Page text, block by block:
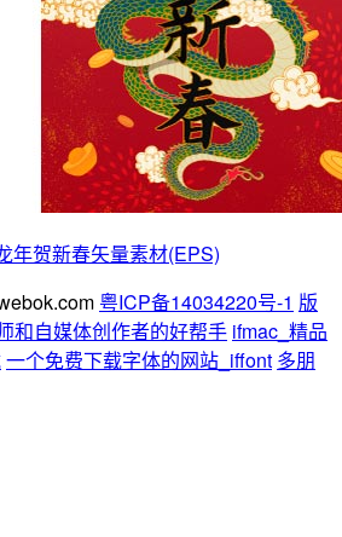
年贺新春矢量素材(EPS)
粤ICP备14034220号-1 版
和自媒体创作者的好帮手 ifmac_精品
一个免费下载字体的网站_iffont 多朋